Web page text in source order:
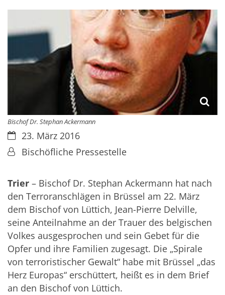
Bischof Dr. Stephan Ackermann
Datum:23. März 2016
Von:Bischöfliche Pressestelle
Trier – Bischof Dr. Stephan Ackermann hat nach
den Terroranschlägen in Brüssel am 22. März
dem Bischof von Lüttich, Jean-Pierre Delville,
seine Anteilnahme an der Trauer des belgischen
Volkes ausgesprochen und sein Gebet für die
Opfer und ihre Familien zugesagt. Die „Spirale
von terroristischer Gewalt“ habe mit Brüssel „das
Herz Europas“ erschüttert, heißt es in dem Brief
an den Bischof von Lüttich.